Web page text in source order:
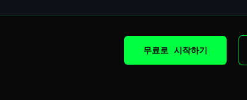
무료로 시작하기